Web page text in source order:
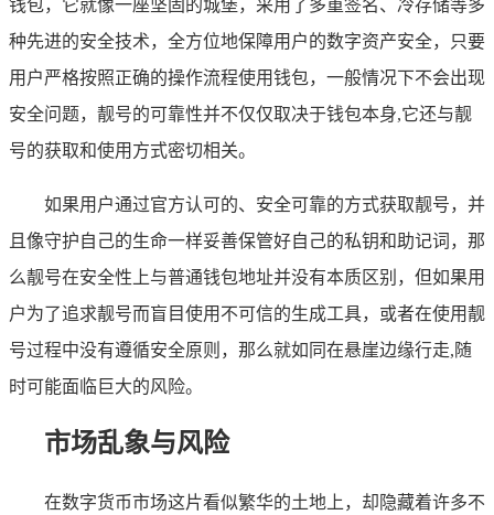
钱包，它就像一座坚固的城堡，采用了多重签名、冷存储等多
种先进的安全技术，全方位地保障用户的数字资产安全，只要
用户严格按照正确的操作流程使用钱包，一般情况下不会出现
安全问题，靓号的可靠性并不仅仅取决于钱包本身,它还与靓
号的获取和使用方式密切相关。
如果用户通过官方认可的、安全可靠的方式获取靓号，并
且像守护自己的生命一样妥善保管好自己的私钥和助记词，那
么靓号在安全性上与普通钱包地址并没有本质区别，但如果用
户为了追求靓号而盲目使用不可信的生成工具，或者在使用靓
号过程中没有遵循安全原则，那么就如同在悬崖边缘行走,随
时可能面临巨大的风险。
市场乱象与风险
在数字货币市场这片看似繁华的土地上，却隐藏着许多不